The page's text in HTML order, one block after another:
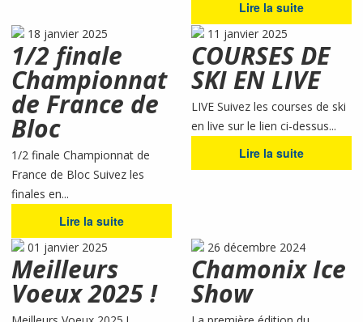
Lire la suite
18 janvier 2025
1/2 finale
Championnat
de France de
Bloc
1/2 finale Championnat de
France de Bloc Suivez les
finales en...
Lire la suite
11 janvier 2025
COURSES DE
SKI EN LIVE
LIVE Suivez les courses de ski
en live sur le lien ci-dessus...
Lire la suite
01 janvier 2025
Meilleurs
Voeux 2025 !
26 décembre 2024
Chamonix Ice
Show